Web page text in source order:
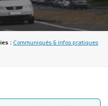
DE COLLECTE
: Communiqués & infos pratiques